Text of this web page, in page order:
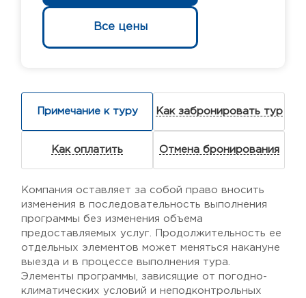
Все цены
Примечание к туру Как забронировать тур
Как оплатить Отмена бронирования
Компания оставляет за собой право вносить
изменения в последовательность выполнения
программы без изменения объема
предоставляемых услуг. Продолжительность ее
отдельных элементов может меняться накануне
выезда и в процессе выполнения тура.
Элементы программы, зависящие от погодно-
климатических условий и неподконтрольных